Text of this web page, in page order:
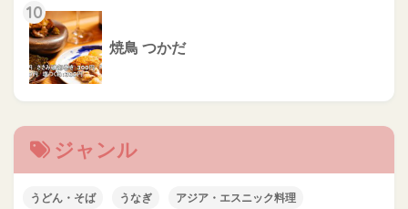
10
焼鳥 つかだ
ジャンル
うどん・そば うなぎ アジア・エスニック料理